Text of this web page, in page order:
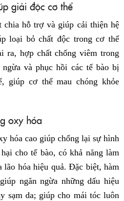
giải độc cơ thể
chia hỗ trợ và giúp cải thiện hệ
loại bỏ chất độc trong cơ thể
ra, hợp chất chống viêm trong
và phục hồi các tế bào bị
giúp cơ thể mau chóng khỏe
oxy hóa
hóa cao giúp chống lại sự hình
cho tế bào, có khả năng làm
lão hóa hiệu quả. Đặc biệt, hàm
ngăn ngừa những dấu hiệu
sạm da; giúp cho mái tóc luôn